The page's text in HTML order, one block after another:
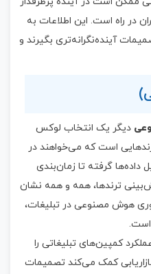
در راه است. این اطلاعات به
آینده‌نگرانه‌تری بگیرند و
دیگر یک انتخاب لوکس
است که می‌خواهند در
داده‌ها گرفته تا زمان‌بندی
ترندها، همه و همه نشان
هوش مصنوعی در تبلیغات،
است.
کمپین‌های تبلیغاتی را
کمک می‌کند تصمیمات